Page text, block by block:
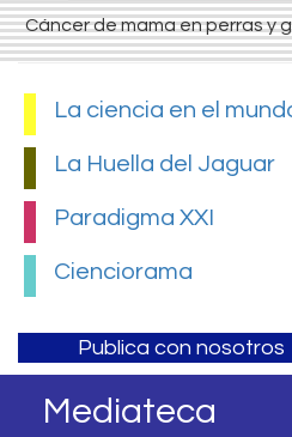
Cáncer de mama en perras y
La ciencia en el
La Huella del Jaguar
Paradigma XXI
Cienciorama
Publica con nosotros
Mediateca